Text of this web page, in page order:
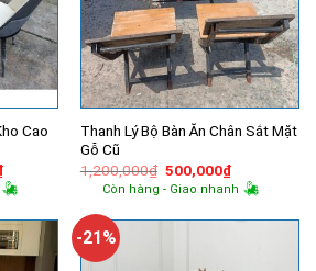
Cao
Giá
hiện
tại
6,100,000₫.
Thanh Lý Bộ Bàn Ăn Chân Sắt Mặt
Gỗ Cũ
1,200,000₫ Giá
gốc
là:
500,000₫Giá
hiện
tại
500,000₫.
Còn hàng - Giao nhanh
-21%